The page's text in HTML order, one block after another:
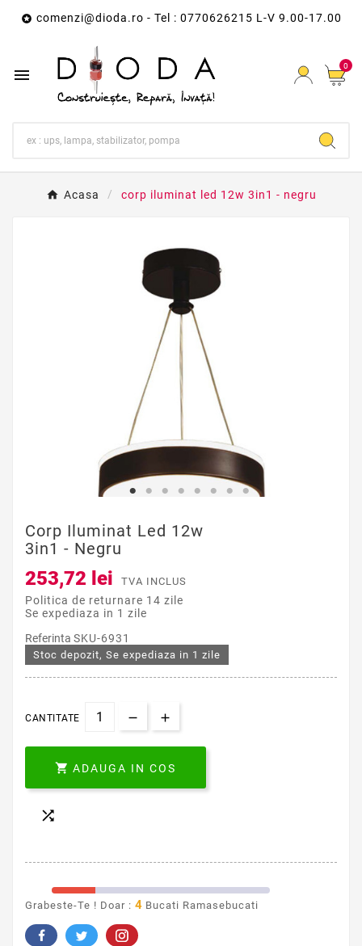
 comenzi@dioda.ro - Tel : 0770626215 L-V 9.00-17.00
 0
Acasa corp iluminat led 12w 3in1 - negru
Corp Iluminat Led 12w
3in1 - Negru
253,72 lei TVA INCLUS
Politica de returnare 14 zile
Se expediaza in 1 zile
Referinta SKU-6931
Stoc depozit, Se expediaza in 1 zile
CANTITATE
 ADAUGA IN COS

Grabeste-Te ! Doar : 4 Bucati Ramasebucati